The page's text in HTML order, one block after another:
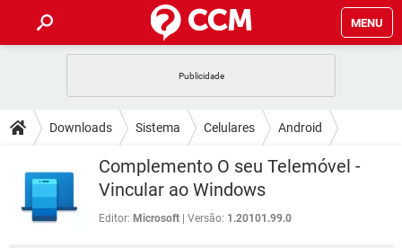
MENU
CELULAR FACEBOOK
EXCEL
INSTAGRAM GMAIL
GUIA DE COMPRAS
DICAS
JOGOS WHATSAPP
CELULAR
OUTLOOK
JOGOS WHATSAPP
CELULAR FACEBOOK
FÓRUM
Downloads Sistema Celulares Android
Complemento O seu Telemóvel -
Vincular ao Windows
Editor: Microsoft Versão: 1.20101.99.0